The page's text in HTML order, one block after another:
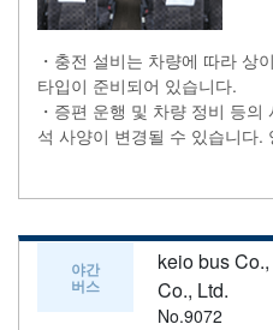
・충전 설비는 차량에 따라 상
타입이 준비되어 있습니다.
・증편 운행 및 차량 정비 등
석 사양이 변경될 수 있습니다.
야간
버스
keio bus
Co., Ltd.
No.9072